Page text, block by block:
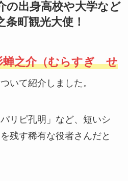
出身高校や大学など
町観光大使！
蝉之介（むらすぎ せ
いて紹介しました。
リピ孔明」など、短いシ
残す稀有な役者さんだと